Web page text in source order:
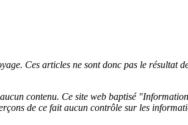
Ces articles ne sont donc pas le résultat
contenu. Ce site web baptisé "
de ce fait aucun contrôle sur les